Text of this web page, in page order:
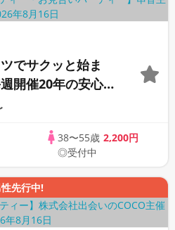
でサクッと始ま
開催20年の安心イ
38〜55歳 2,200円
◎受付中
先行中!